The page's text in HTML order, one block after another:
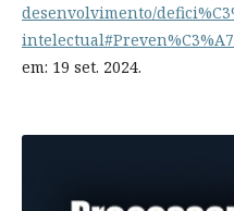
desenvolvimento/
em: 19 set. 2024.